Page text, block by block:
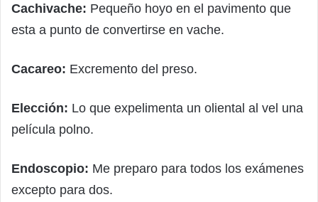
Cachivache: Pequeño hoyo en el pavimento que
esta a punto de convertirse en vache.
Cacareo: Excremento del preso.
Elección: Lo que expelimenta un oliental al vel una
película polno.
Endoscopio: Me preparo para todos los exámenes
excepto para dos.